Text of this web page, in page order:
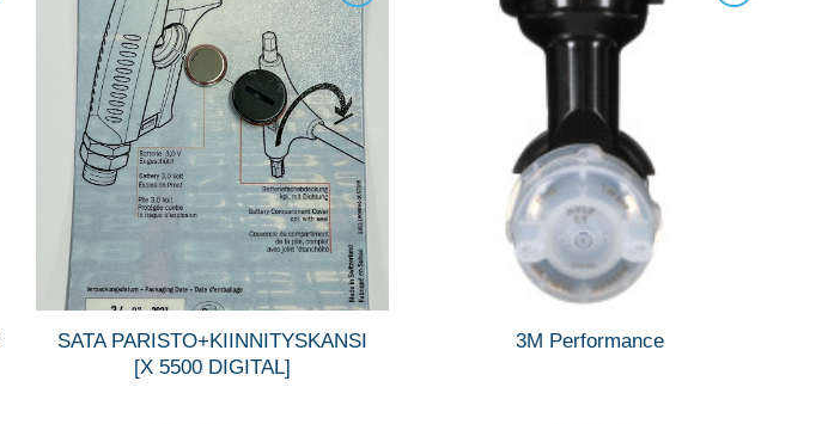
SATA PARISTO+KIINNITYSKANSI
[X 5500 DIGITAL]
3M Performance